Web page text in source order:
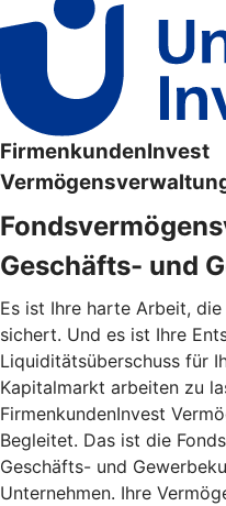
FirmenkundenInvest
Geschäfts- und
Es ist Ihre harte Arbeit,
sichert. Und es ist Ihre
Liquiditätsüberschuss für
Kapitalmarkt arbeiten zu
FirmenkundenInvest
Begleitet. Das ist die
Geschäfts- und
Unternehmen. Ihre